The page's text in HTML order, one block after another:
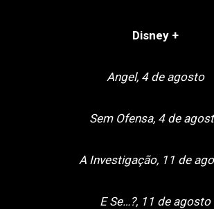
Disney +
Angel, 4 de agosto
Sem Ofensa, 4 de
A Investigação, 11 de
E Se…?, 11 de agosto